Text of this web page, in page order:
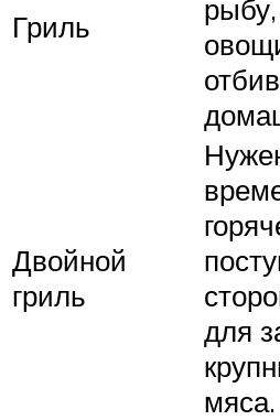
Гриль
Двойной
гриль
для
мяса.